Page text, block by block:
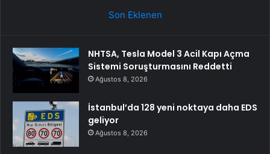
Son Eklenen
NHTSA, Tesla Model 3 Acil Kapı Açma
Sistemi Soruşturmasını Reddetti
Ağustos 8, 2026
İstanbul’da 128 yeni noktaya daha EDS
geliyor
Ağustos 8, 2026